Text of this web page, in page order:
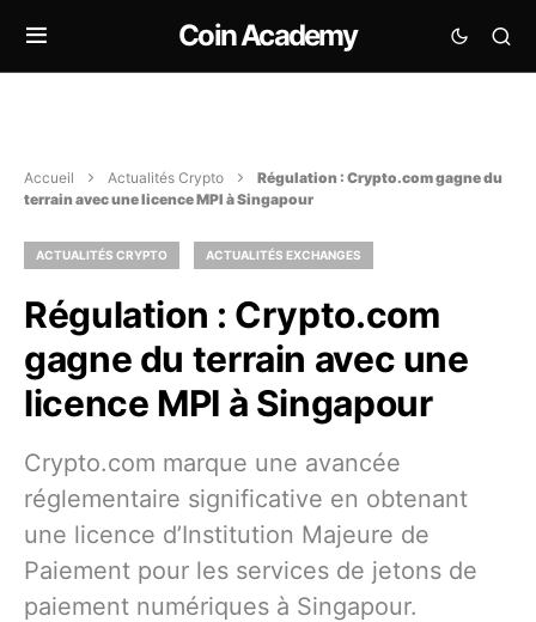
Coin Academy
Accueil Actualités Crypto
Régulation : Crypto.com gagne du
terrain avec une licence MPI à Singapour
ACTUALITÉS CRYPTO ACTUALITÉS EXCHANGES
Régulation : Crypto.com
gagne du terrain avec une
licence MPI à Singapour
Crypto.com marque une avancée
réglementaire significative en obtenant
une licence d’Institution Majeure de
Paiement pour les services de jetons de
paiement numériques à Singapour.